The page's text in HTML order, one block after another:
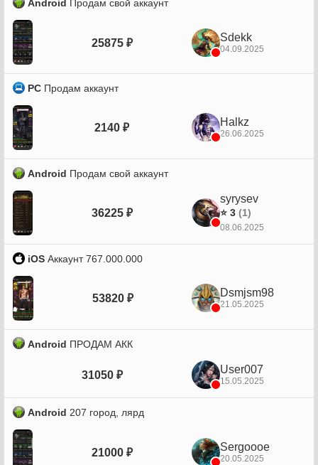
Android Продам свой аккаунт
25875 ₽ Sdekk
04.09.2025
PC Продам аккаунт
2140 ₽ Halkz
26.06.2025
Android Продам свой аккаунт
36225 ₽
syrysev
⭐ 3 (1)
08.06.2025
iOS Аккаунт 767.000.000
53820 ₽ Dsmjsm98
21.05.2025
Android ПРОДАМ АКК
31050 ₽ User007
15.05.2025
Android 207 город, лярд
21000 ₽ Sergoooe
20.05.2025